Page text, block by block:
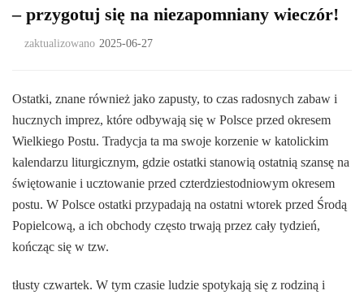
– przygotuj się na niezapomniany wieczór!
zaktualizowano 2025-06-27
Ostatki, znane również jako zapusty, to czas radosnych zabaw i
hucznych imprez, które odbywają się w Polsce przed okresem
Wielkiego Postu. Tradycja ta ma swoje korzenie w katolickim
kalendarzu liturgicznym, gdzie ostatki stanowią ostatnią szansę na
świętowanie i ucztowanie przed czterdziestodniowym okresem
postu. W Polsce ostatki przypadają na ostatni wtorek przed Środą
Popielcową, a ich obchody często trwają przez cały tydzień,
kończąc się w tzw.
tłusty czwartek. W tym czasie ludzie spotykają się z rodziną i